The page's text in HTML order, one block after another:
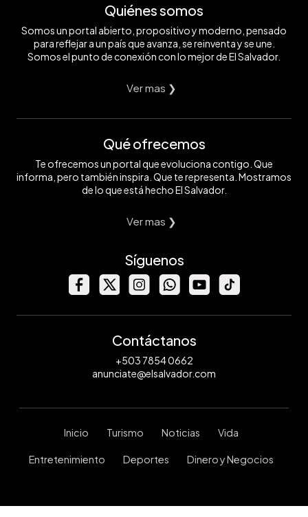
Quiénes somos
Somos un portal abierto, propositivo y moderno, pensado
para reflejar a un país que avanza, se reinventa y se une.
Somos el punto de conexión con lo mejor de El Salvador.
Ver mas ❯
Qué ofrecemos
Te ofrecemos un portal que evoluciona contigo. Que
informa, pero también inspira. Que te representa. Mostramos
de lo que está hecho El Salvador.
Ver mas ❯
Síguenos
Contáctanos
+503 7854 0662
anunciate@elsalvador.com
Inicio Turismo Noticias Vida
Entretenimiento Deportes Dinero y Negocios